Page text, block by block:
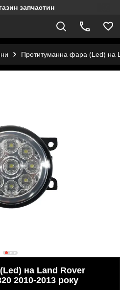
запчастин
Протитуманна фара (Led) на
на Land Rover
2010-2013 року